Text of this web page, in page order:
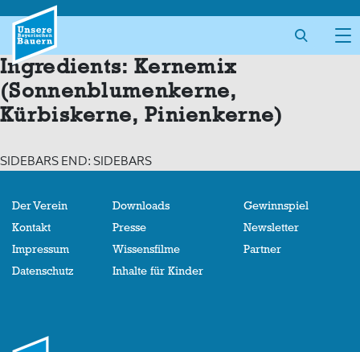
content
Ingredients: Kernemix
(Sonnenblumenkerne,
Kürbiskerne, Pinienkerne)
SIDEBARS END: SIDEBARS
Der Verein
Kontakt
Impressum
Datenschutz
Downloads
Presse
Wissensfilme
Inhalte für Kinder
Gewinnspiel
Newsletter
Partner